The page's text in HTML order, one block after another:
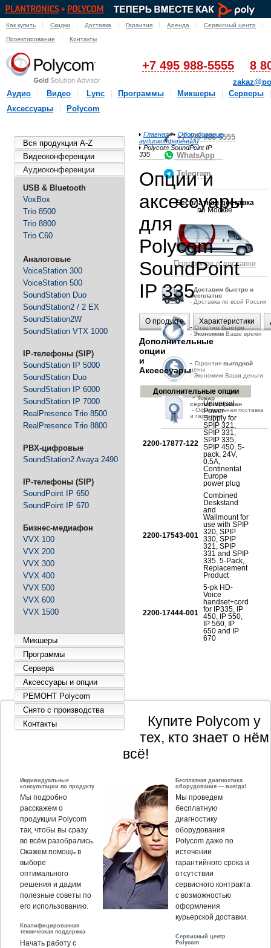
Как купить Скидки Доставка Гарантия Аренда Сервисный центр
Проектирование Контакты
+7 495 988-5555 8
Аудио
Видео Lync Программы Микшеры
Серверы
Аксессуары
Polycom
Вся продукция A-Z
Видеоконференции
Аудиоконференции
USB & Bluetooth
VoxBox
Trio 8500
Trio 8800
Trio C60
Аналоговые
VoiceStation 300
VoiceStation 500
SoundStation Duo
SoundStation2 / 2 EX
SoundStation2W
SoundStation VTX 1000
IP-телефоны (SIP)
SoundStation IP 5000
SoundStation Duo
SoundStation IP 6000
SoundStation IP 7000
RealPresence Trio 8500
RealPresence Trio 8800
PBX-цифровые
SoundStation2 Avaya 2490
IP-телефоны (SIP)
SoundPoint IP 650
SoundPoint IP 670
Бизнес-медиафон
VVX 100
VVX 200
VVX 300
VVX 400
VVX 500
VVX 600
VVX 1500
Микшеры
Программы
Сервера
Аксессуары и опции
РЕМОНТ Polycom
Снято с производства
Контакты
+7-495-988-5555
WhatsApp
Telegram
Бесплатная доставка
по Москве
Подробнее о доставке
-Доставим быстро и
бесплатно
- Доставка по всей России
-Ответимбыстро
- Экономим Ваше время
- Гарантия выгодной
цены
- Экономим Ваши деньги
-Товар
сертифицирован
- Официальная поставка
и гарантия
Главная
Оборудование
аудиоконференции
Polycom SoundPoint IP
335
Опции и
аксессуары
для
Polycom
SoundPoint
IP 335
О продукте Характеристики
Дополнительные
опции
и
Аксессуары
Дополнительные опции
2200-17877-122
Universal
Power
Supply for
SPIP 321,
SPIP 331,
SPIP 335,
SPIP 450. 5-
pack, 24V,
0.5A,
Continental
Europe
power plug
2200-17543-001
Combined
Deskstand
and
Wallmount for
use with SPIP
320, SPIP
330, SPIP
321, SPIP
331 and SPIP
335. 5-Pack,
Replacement
Product
2200-17444-001
5-pk HD-
Voice
handset+cord
for IP335, IP
450, IP 550,
IP 560, IP
650 and IP
670
Купите Polycom у
тех, кто знает о нём
всё!
Индивидуальные
консультации по продукту
Мы подробно
расскажем о
продукции Polycom
так, чтобы вы сразу
во всём разобрались.
Окажем помощь в
выборе
оптимального
решения и дадим
полезные советы по
его использованию.
Квалифицированная
техническая поддержка
Начать работу с
Бесплатная диагностика
оборудования — всегда!
Мы проведем
бесплатную
диагностику
оборудования
Polycom даже по
истечении
гарантийного срока и
отсутствии
сервисного контракта
с возможностью
оформления
курьерской доставки.
Сервисный центр
Polycom